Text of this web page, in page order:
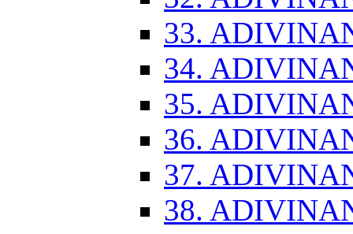
33.
34.
35.
36.
37.
38.